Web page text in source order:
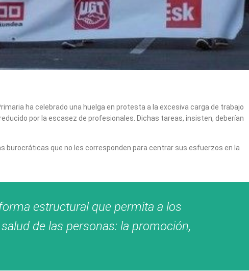
ha celebrado una huelga en protesta a la excesiva carga de trabajo
por la escasez de profesionales. Dichas tareas, insisten, deberían
burocráticas que no les corresponden para centrar sus esfuerzos en la
estructural que permita a los
de las personas: la promoción,